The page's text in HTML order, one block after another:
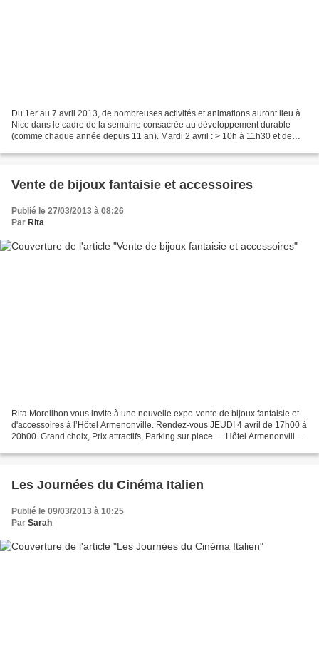
Du 1er au 7 avril 2013, de nombreuses activités et animations auront lieu à
Nice dans le cadre de la semaine consacrée au développement durable
(comme chaque année depuis 11 an). Mardi 2 avril : > 10h à 11h30 et de
Vente de bijoux fantaisie et accessoires
Publié le 27/03/2013 à 08:26
Par Rita
Rita Moreilhon vous invite à une nouvelle expo-vente de bijoux fantaisie et
d'accessoires à l’Hôtel Armenonville. Rendez-vous JEUDI 4 avril de 17h00 à
20h00. Grand choix, Prix attractifs, Parking sur place … Hôtel Armenonville,
Les Journées du Cinéma Italien
Publié le 09/03/2013 à 10:25
Par Sarah